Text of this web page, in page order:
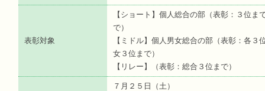
表彰対象
【ショート】個人総合の部（表彰：３位
で）
【ミドル】個人男女総合の部（表彰：各
女３位まで）
【リレー】（表彰：総合３位まで）
７月２５日（土）